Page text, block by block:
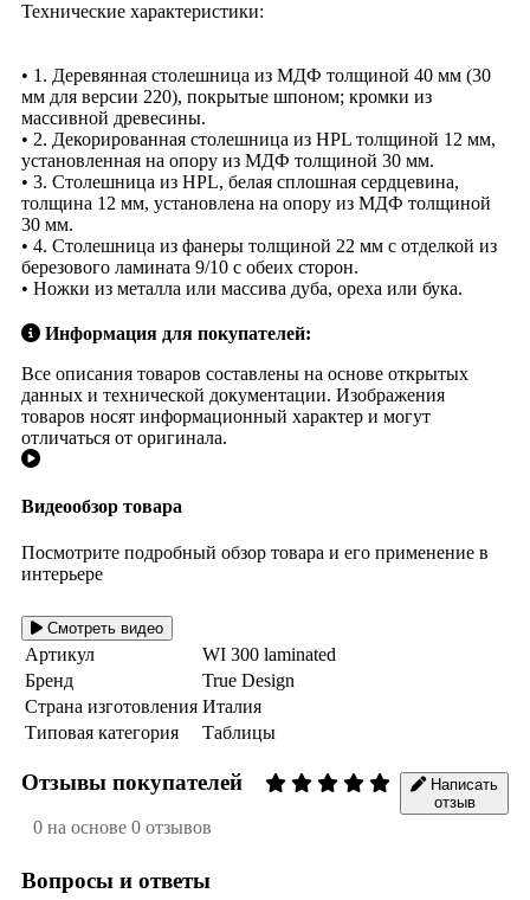
Технические характеристики:
• 1. Деревянная столешница из МДФ толщиной 40 мм (30
мм для версии 220), покрытые шпоном; кромки из
массивной древесины.
• 2. Декорированная столешница из HPL толщиной 12 мм,
установленная на опору из МДФ толщиной 30 мм.
• 3. Столешница из HPL, белая сплошная сердцевина,
толщина 12 мм, установлена ​​на опору из МДФ толщиной
30 мм.
• 4. Столешница из фанеры толщиной 22 мм с отделкой из
березового ламината 9/10 с обеих сторон.
• Ножки из металла или массива дуба, ореха или бука.
Информация для покупателей:
Все описания товаров составлены на основе открытых
данных и технической документации. Изображения
товаров носят информационный характер и могут
отличаться от оригинала.
Видеообзор товара
Посмотрите подробный обзор товара и его применение в
интерьере
Смотреть видео
Артикул
WI 300 laminated
Бренд
True Design
Страна изготовления Италия
Типовая категория
Таблицы
Отзывы покупателей
0 на основе 0 отзывов
Написать
отзыв
Вопросы и ответы